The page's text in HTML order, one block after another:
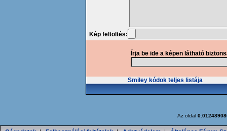
Kép feltöltés:
Írja be ide a képen látható
Smiley kódok teljes listája
Az oldal